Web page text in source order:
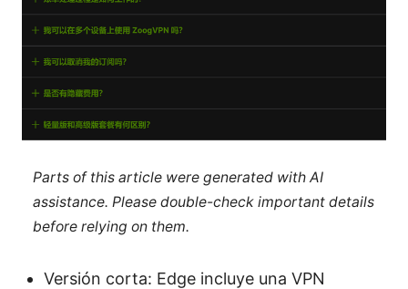
Parts of this article were generated with AI
assistance. Please double-check important details
before relying on them.
Versión corta: Edge incluye una VPN